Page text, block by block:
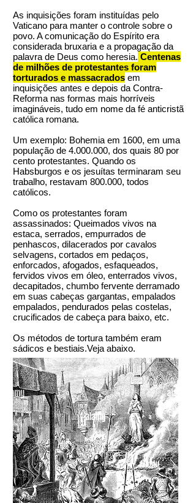
As inquisições foram instituídas pelo
Vaticano para manter o controle sobre o
povo. A comunicação do Espírito era
considerada bruxaria e a propagação da
palavra de Deus como heresia. Centenas
de milhões de protestantes foram
torturados e massacrados em
inquisições antes e depois da Contra-
Reforma nas formas mais horríveis
imagináveis, tudo em nome da fé anticristã
católica romana.
Um exemplo: Bohemia em 1600, em uma
população de 4.000.000, dos quais 80 por
cento protestantes. Quando os
Habsburgos e os jesuítas terminaram seu
trabalho, restavam 800.000, todos
católicos.
Como os protestantes foram
assassinados: Queimados vivos na
estaca, serrados, empurrados de
penhascos, dilacerados por cavalos
selvagens, cortados em pedaços,
enforcados, afogados, esfaqueados,
fervidos vivos em óleo, enterrados vivos,
decapitados, chumbo fervente derramado
em suas cabeças gargantas, empalados
empalados, pendurados pelas costelas,
crucificados de cabeça para baixo, etc.
Os métodos de tortura também eram
sádicos e bestiais.Veja abaixo.